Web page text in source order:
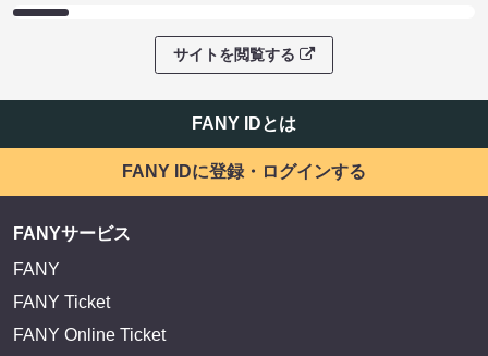
FANY IDに登録・ログインする